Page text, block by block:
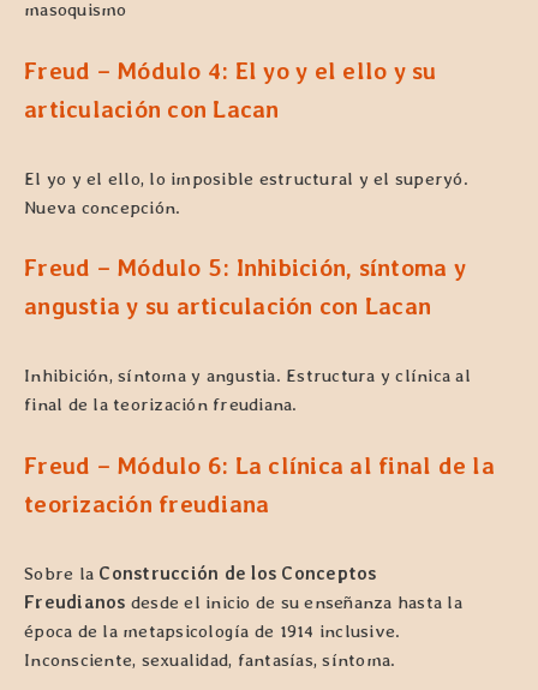
masoquismo
Freud – Módulo 4: El yo y el ello y su
articulación con Lacan
El yo y el ello, lo imposible estructural y el superyó.
Nueva concepción.
Freud – Módulo 5: Inhibición, síntoma y
angustia y su articulación con Lacan
Inhibición, síntoma y angustia. Estructura y clínica al
final de la teorización freudiana.
Freud – Módulo 6: La clínica al final de la
teorización freudiana
Sobre la Construcción de los Conceptos
Freudianos desde el inicio de su enseñanza hasta la
época de la metapsicología de 1914 inclusive.
Inconsciente, sexualidad, fantasías, síntoma.